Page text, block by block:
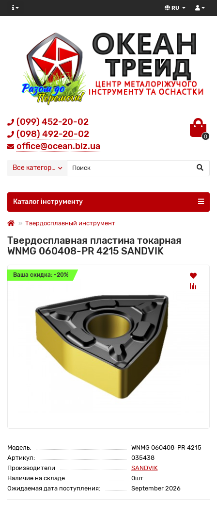
RU
(099) 452-20-02
(098) 492-20-02
office@ocean.biz.ua
0
Все категории
Каталог інструменту
Твердосплавный инструмент
Твердосплавная пластина токарная
WNMG 060408-PR 4215 SANDVIK
Ваша скидка: -20%
Модель:
WNMG 060408-PR 4215
Артикул:
035438
Производители
SANDVIK
Наличие на складе
0шт.
Ожидаемая дата поступления:
September 2026